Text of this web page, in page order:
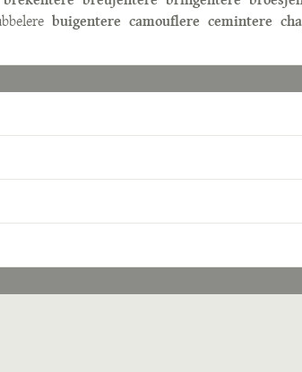
buigentere camouflere cemintere